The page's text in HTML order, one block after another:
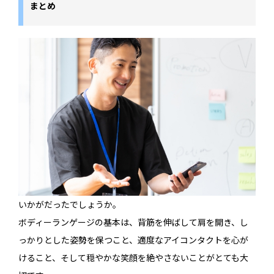
まとめ
いかがだったでしょうか。
ボディーランゲージの基本は、背筋を伸ばして肩を開き、し
っかりとした姿勢を保つこと、適度なアイコンタクトを心が
けること、そして穏やかな笑顔を絶やさないことがとても大